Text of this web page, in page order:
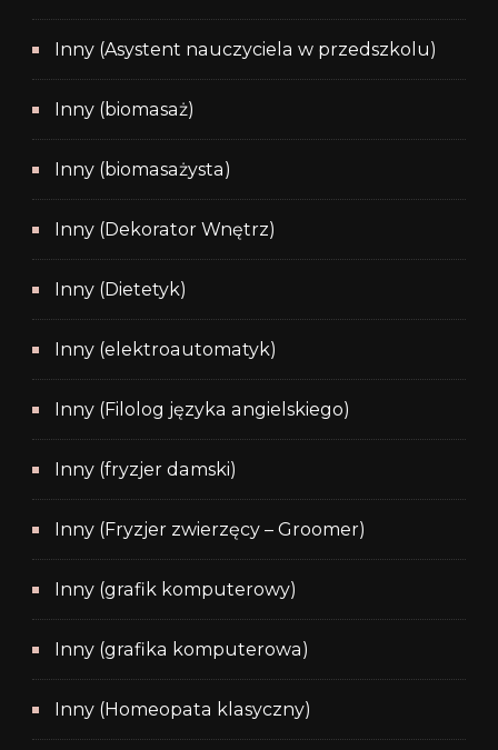
Inny (Asystent nauczyciela w przedszkolu)
Inny (biomasaż)
Inny (biomasażysta)
Inny (Dekorator Wnętrz)
Inny (Dietetyk)
Inny (elektroautomatyk)
Inny (Filolog języka angielskiego)
Inny (fryzjer damski)
Inny (Fryzjer zwierzęcy – Groomer)
Inny (grafik komputerowy)
Inny (grafika komputerowa)
Inny (Homeopata klasyczny)